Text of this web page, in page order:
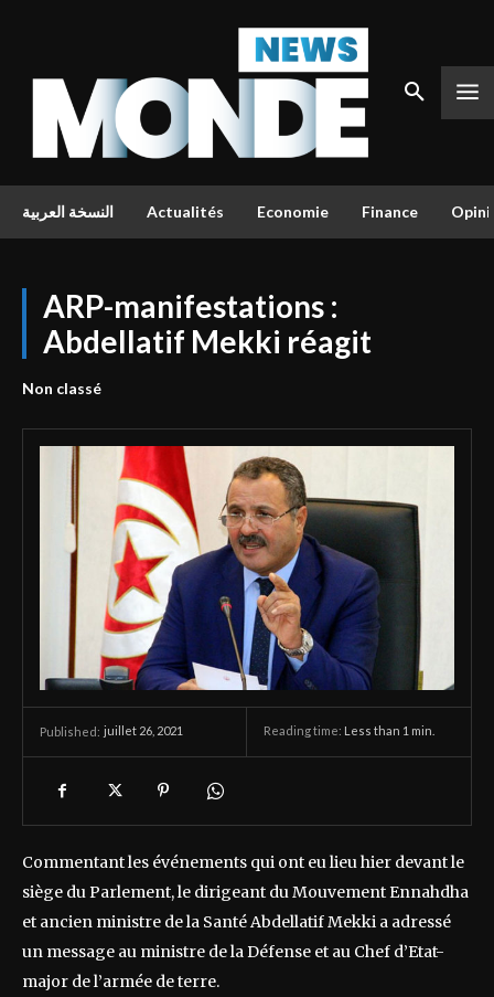
النسخة العربية Actualités Economie Finance
ARP-manifestations :
Abdellatif Mekki réagit
Non classé
Published: juillet 26, 2021 Reading time: Less than 1 min.
Commentant les événements qui ont eu lieu hier devant le
siège du Parlement, le dirigeant du Mouvement Ennahdha
et ancien ministre de la Santé Abdellatif Mekki a adressé
un message au ministre de la Défense et au Chef d’Etat-
major de l’armée de terre.